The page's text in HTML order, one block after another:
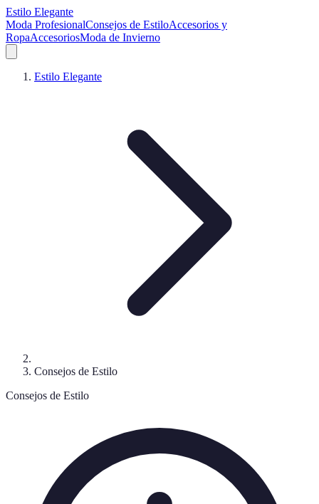
Estilo Elegante
Moda ProfesionalConsejos de EstiloAccesorios y
RopaAccesoriosModa de Invierno
Estilo Elegante
Consejos de Estilo
Consejos de Estilo